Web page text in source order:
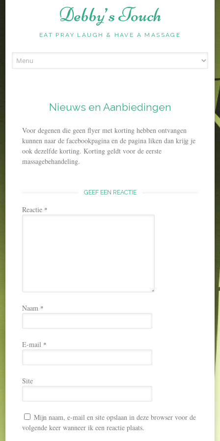
Debby’s Touch
EAT PRAY LAUGH & HAVE A MASSAGE
to
Nieuws en Aanbiedingen
Voor degenen die geen flyer met korting hebben ontvangen
kunnen naar de facebookpagina en de pagina liken dan krijg je
ook dezelfde korting. Korting geldt voor de eerste
massagebehandeling.
GEEF EEN REACTIE
Reactie *
Naam *
E-mail *
Site
Mijn naam, e-mail en site opslaan in deze browser voor de
volgende keer wanneer ik een reactie plaats.